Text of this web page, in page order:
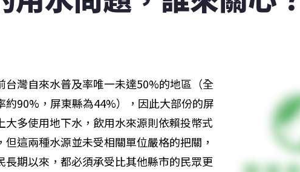
台灣自來水普及率唯一未達50%的地區（全
約90%，屏東縣為44%），因此大部份的屏
大多使用地下水，飲用水來源則依賴投幣式
但這兩種水源並未受相關單位嚴格的把關，
長期以來，都必須承受比其他縣市的民眾更